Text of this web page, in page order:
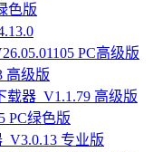
色版
PC高级版
高级版
载器_V1.1.79 高级版
PC绿色版
专业版